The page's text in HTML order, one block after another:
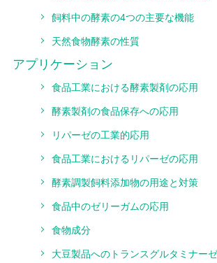
飼料中の酵素の4つの主要な機能
天然食物酵素の性質
アプリケーション
食品工業における酵素製剤の応用
酵素製剤の食品保存への応用
リパーゼの工業的応用
食品工業におけるリパーゼの応用
酵素調製飼料添加物の用途と対策
食品中のゼリーガムの応用
食物成分
大豆製品へのトランスグルタミナー